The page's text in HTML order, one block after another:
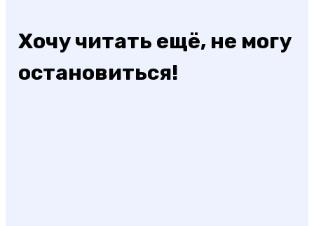
Хочу читать ещё, не могу
остановиться!